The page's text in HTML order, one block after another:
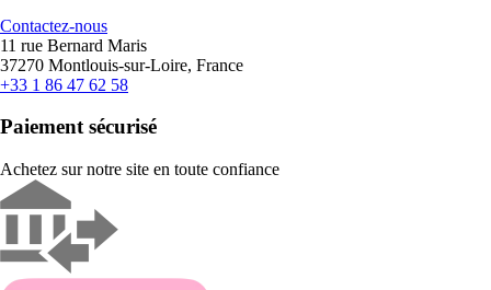
Contactez-nous
11 rue Bernard Maris
37270 Montlouis-sur-Loire, France
+33 1 86 47 62 58
Paiement sécurisé
Achetez sur notre site en toute confiance